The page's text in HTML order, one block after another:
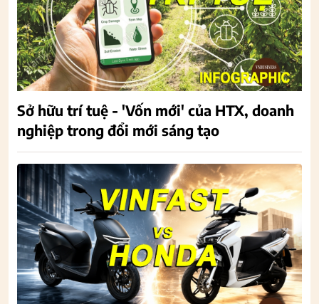
Sở hữu trí tuệ - 'Vốn mới' của HTX, doanh
nghiệp trong đổi mới sáng tạo